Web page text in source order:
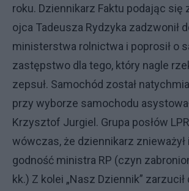
roku. Dziennikarz Faktu podając się
ojca Tadeusza Rydzyka zadzwonił
ministerstwa rolnictwa i poprosił o
zastępstwo dla tego, który nagle
zepsuł. Samochód został
przy wyborze samochodu
Krzysztof Jurgiel. Grupa posłów
wówczas, że dziennikarz znieważył
godność ministra RP (czyn
kk.) Z kolei „Nasz Dziennik”